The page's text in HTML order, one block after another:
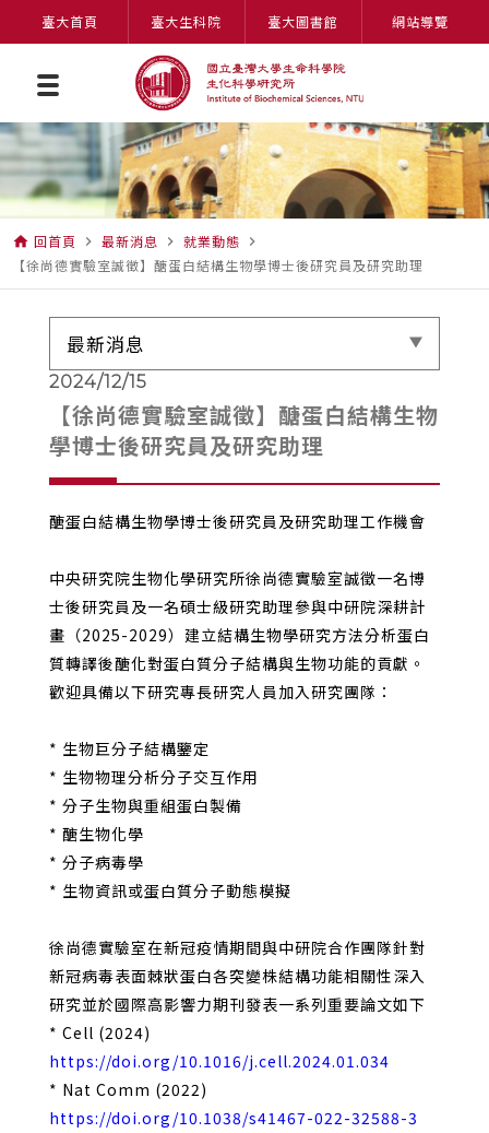
臺大首頁 臺大生科院 臺大圖書館 網站導覽
home 回首頁 navigate_next 最新消息 navigate_next 就業動態 navigate_next
【徐尚德實驗室誠徵】醣蛋白結構生物學博士後研究員及研究助理
最新消息
2024/12/15
【徐尚德實驗室誠徵】醣蛋白結構生物
學博士後研究員及研究助理
醣蛋白結構生物學博士後研究員及研究助理工作機會
中央研究院生物化學研究所徐尚德實驗室誠徵一名博
士後研究員及一名碩士級研究助理參與中研院深耕計
畫（2025-2029）建立結構生物學研究方法分析蛋白
質轉譯後醣化對蛋白質分子結構與生物功能的貢獻。
歡迎具備以下研究專長研究人員加入研究團隊：
* 生物巨分子結構鑒定
* 生物物理分析分子交互作用
* 分子生物與重組蛋白製備
* 醣生物化學
* 分子病毒學
* 生物資訊或蛋白質分子動態模擬
徐尚德實驗室在新冠疫情期間與中研院合作團隊針對
新冠病毒表面棘狀蛋白各突變株結構功能相關性深入
研究並於國際高影響力期刊發表一系列重要論文如下
* Cell (2024)
https://doi.org/10.1016/j.cell.2024.01.034
* Nat Comm (2022)
https://doi.org/10.1038/s41467-022-32588-3